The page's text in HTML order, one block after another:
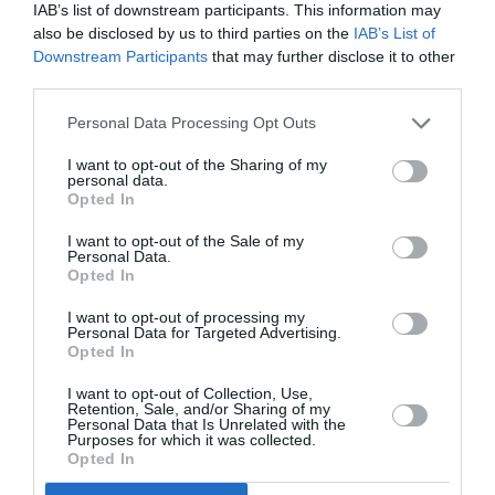
IAB’s list of downstream participants. This information may
also be disclosed by us to third parties on the IAB’s List of
Downstream Participants that may further disclose it to other
Personal Data Processing Opt Outs
I want to opt-out of the Sharing of my
personal data.
Opted In
I want to opt-out of the Sale of my
Personal Data.
Opted In
I want to opt-out of processing my
Personal Data for Targeted Advertising.
Opted In
I want to opt-out of Collection, Use,
Retention, Sale, and/or Sharing of my
Personal Data that Is Unrelated with the
Purposes for which it was collected.
Opted In
Ακολουθήστε το Culturenow.gr στοGoogle Newsκαι
Δείτε όλα τατελευταία νέαγια την Τέχνη και τον
Πολιτισμό στο
Culturenow.gr
Νέοι Διαγωνισμοί
Tags
ΕΚΔΟΣΕΙΣ ΨΥΧΟΓΙΟΣ
Κάθε βδομάδα στο e-mail σας τα τελευταία νέα για
την Τέχνη και τον Πολιτισμό!